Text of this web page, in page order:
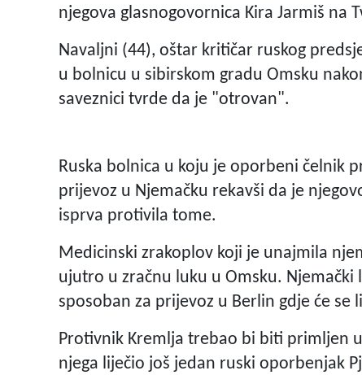
njegova glasnogovornica Kira Jarmiš na
Navaljni (44), oštar kritičar ruskog
u bolnicu u sibirskom gradu Omsku
saveznici tvrde da je "otrovan".
Ruska bolnica u koju je oporbeni čelnik
prijevoz u Njemačku rekavši da je
isprva protivila tome.
Medicinski zrakoplov koji je unajmila
ujutro u zračnu luku u Omsku.
sposoban za prijevoz u Berlin gdje će se
Protivnik Kremlja trebao bi biti primljen
njega liječio još jedan ruski oporbenjak